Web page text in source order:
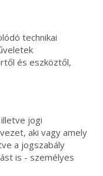
technikai
és eszköztől,
jogi
aki vagy amely
a jogszabály
is - személyes